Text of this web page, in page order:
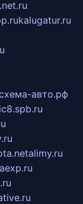
kalugatur.ru
авто.рф
alimy.ru